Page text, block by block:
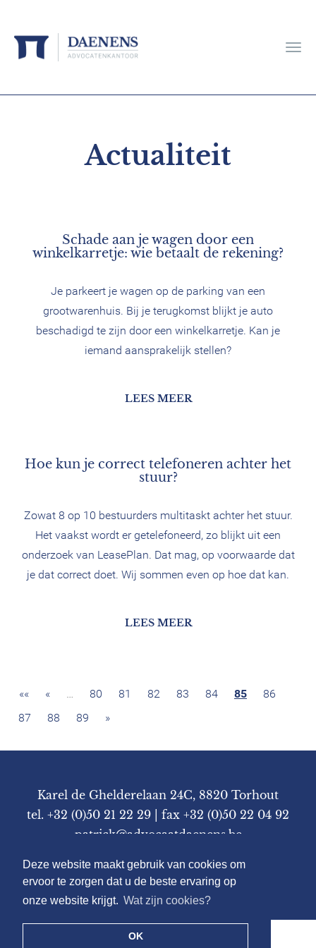
Deze website maakt gebruik van cookies om
ervoor te zorgen dat u de beste ervaring op
onze website krijgt. Wat zijn cookies?
OK
Actualiteit
Schade aan je wagen door een
winkelkarretje: wie betaalt de rekening?
Je parkeert je wagen op de parking van een
grootwarenhuis. Bij je terugkomst blijkt je auto
beschadigd te zijn door een winkelkarretje. Kan je
iemand aansprakelijk stellen?
LEES MEER
Hoe kun je correct telefoneren achter het
stuur?
Zowat 8 op 10 bestuurders multitaskt achter het stuur.
Het vaakst wordt er getelefoneerd, zo blijkt uit een
onderzoek van LeasePlan. Dat mag, op voorwaarde dat
je dat correct doet. Wij sommen even op hoe dat kan.
LEES MEER
«« « … 80 81 82 83 84 85
86
87
88 89 »
Karel de Ghelderelaan 24C, 8820 Torhout
tel. +32 (0)50 21 22 29 | fax +32 (0)50 22 04 92
patrick@advocaatdaenens.be
kbo 0812.465.268 - btw BE 0812.465.268
Algemene Voorwaarden